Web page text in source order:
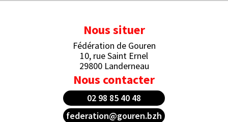
Nous situer
Fédération de Gouren
10, rue Saint Ernel
29800 Landerneau
Nous contacter
02 98 85 40 48
federation@gouren.bzh